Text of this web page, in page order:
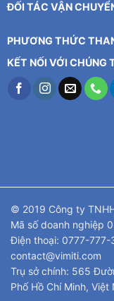
ĐỐI TÁC VẬN
PHƯƠNG THỨC
KẾT NỐI VỚI CHÚNG
© 2019 Công ty
Mã số doanh nghiệp
Điện thoại: 0777-
contact@vimiti.com
Trụ sở chính: 565
Phố Hồ Chí Minh, Việt